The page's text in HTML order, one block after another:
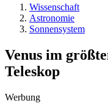
Wissenschaft
Astronomie
Sonnensystem
Venus im
Teleskop
Werbung